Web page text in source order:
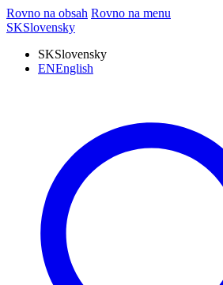
Rovno na obsah Rovno na menu
SKSlovensky
SKSlovensky
ENEnglish